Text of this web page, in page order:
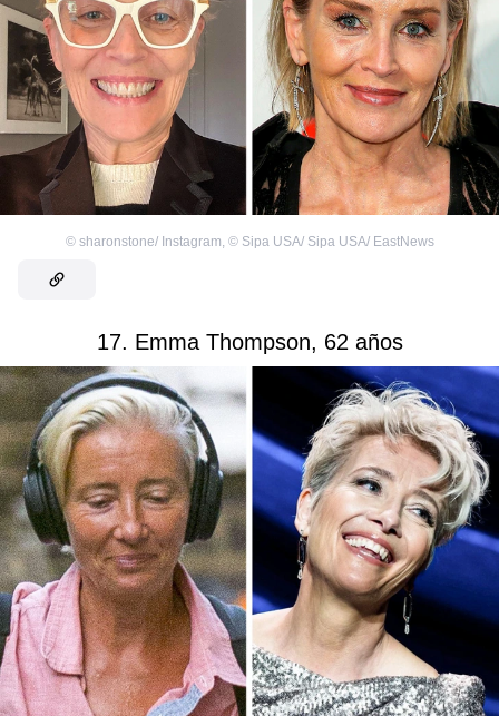
© sharonstone/ Instagram, © Sipa USA/ Sipa USA/ EastNews
17. Emma Thompson, 62 años